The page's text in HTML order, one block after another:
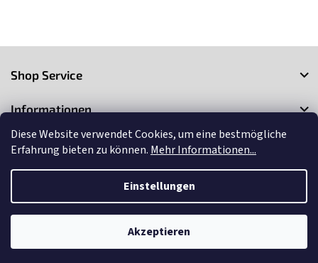
Diese Website verwendet Cookies, um eine bestmögliche
Erfahrung bieten zu können. Mehr Informationen...
Einstellungen
Akzeptieren
e
Shop Service
Informationen
Kontakt
Erstellt von Shoptet
Copyright 20263Market. Alle Rechte vorbehalten.Cookie-
Einstellungen ändern